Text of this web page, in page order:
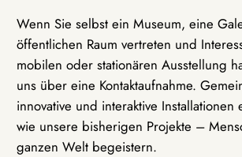
Wenn Sie selbst ein Museum, eine
öffentlichen Raum vertreten und
mobilen oder stationären Ausstellung
uns über eine Kontaktaufnahme.
innovative und interaktive
wie unsere bisherigen Projekte –
ganzen Welt begeistern.